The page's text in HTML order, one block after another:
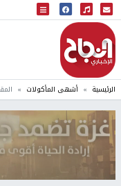
البث المباشر
إذاعة النجاح
الرئيسية أشهى المأكولات